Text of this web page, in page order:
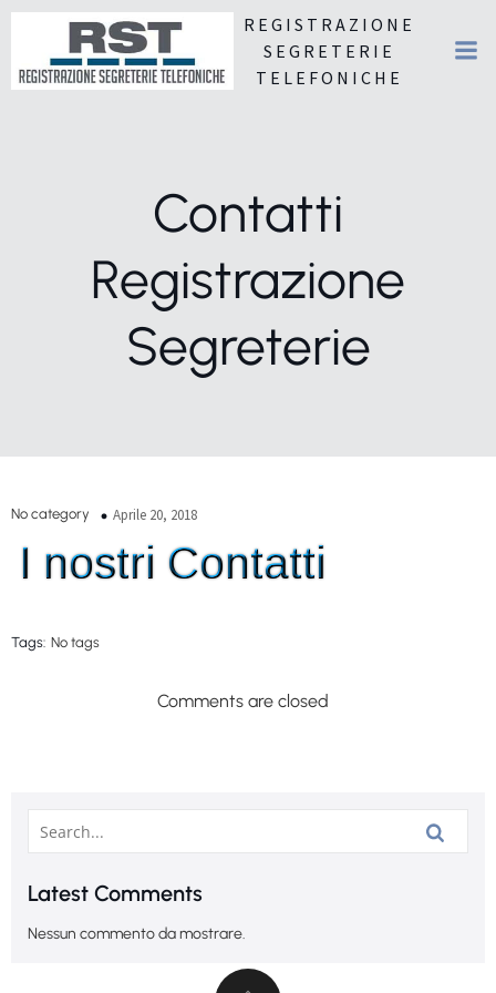
REGISTRAZIONE
SEGRETERIE
TELEFONICHE
Contatti
Registrazione
Segreterie
No category Aprile 20, 2018
Tags: No tags
Comments are closed
Latest Comments
Nessun commento da mostrare.